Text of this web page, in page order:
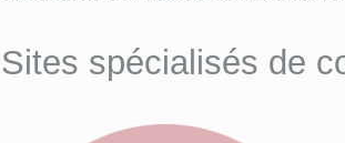
Sites spécialisés de